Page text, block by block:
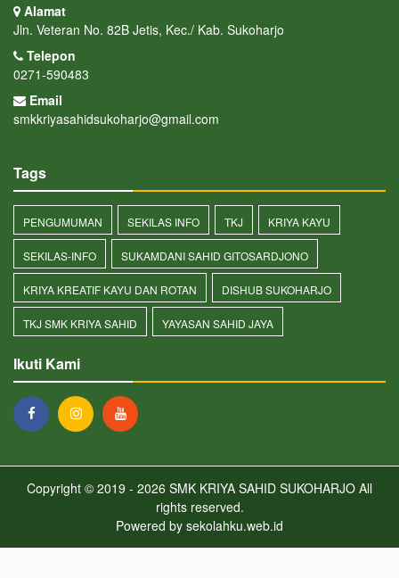
Alamat
Jln. Veteran No. 82B Jetis, Kec./ Kab. Sukoharjo
Telepon
0271-590483
Email
smkkriyasahidsukoharjo@gmail.com
Tags
PENGUMUMAN SEKILAS INFO TKJ KRIYA KAYU
SEKILAS-INFO SUKAMDANI SAHID GITOSARDJONO
KRIYA KREATIF KAYU DAN ROTAN DISHUB SUKOHARJO
TKJ SMK KRIYA SAHID YAYASAN SAHID JAYA
Ikuti Kami
Copyright © 2019 - 2026 SMK KRIYA SAHID SUKOHARJO All
rights reserved.
Powered by sekolahku.web.id